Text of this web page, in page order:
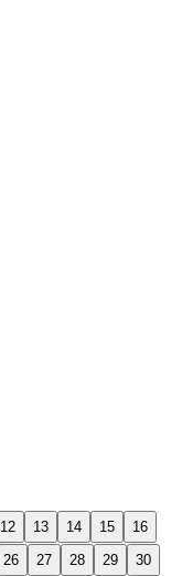
12 13 14 15
16
26 27 28 29
30